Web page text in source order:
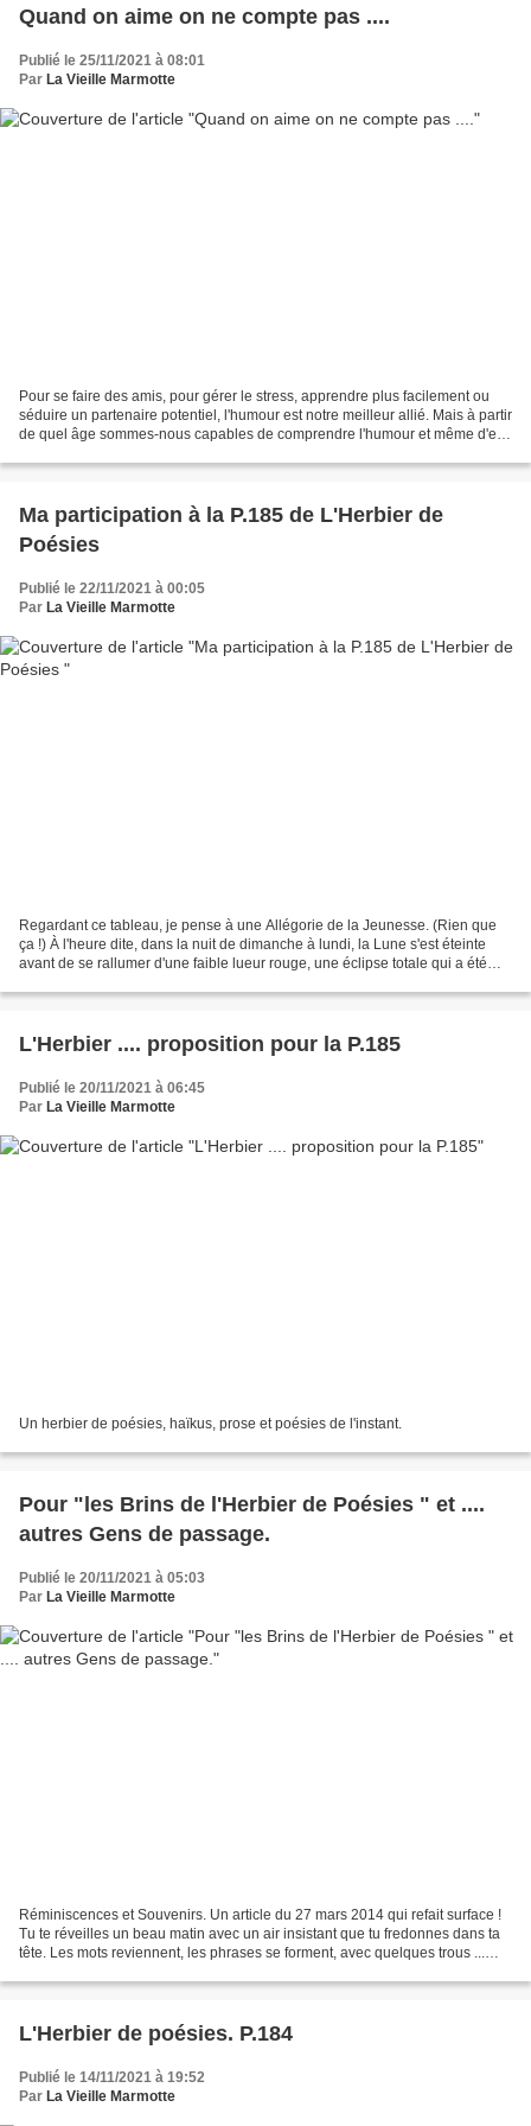
Quand on aime on ne compte pas ....
Publié le 25/11/2021 à 08:01
Par La Vieille Marmotte
Pour se faire des amis, pour gérer le stress, apprendre plus facilement ou
séduire un partenaire potentiel, l'humour est notre meilleur allié. Mais à partir
de quel âge sommes-nous capables de comprendre l'humour et même d'en
Ma participation à la P.185 de L'Herbier de
Poésies
Publié le 22/11/2021 à 00:05
Par La Vieille Marmotte
Regardant ce tableau, je pense à une Allégorie de la Jeunesse. (Rien que
ça !) À l'heure dite, dans la nuit de dimanche à lundi, la Lune s'est éteinte
avant de se rallumer d'une faible lueur rouge, une éclipse totale qui a été
L'Herbier .... proposition pour la P.185
Publié le 20/11/2021 à 06:45
Par La Vieille Marmotte
Un herbier de poésies, haïkus, prose et poésies de l'instant.
Pour "les Brins de l'Herbier de Poésies " et ....
autres Gens de passage.
Publié le 20/11/2021 à 05:03
Par La Vieille Marmotte
Réminiscences et Souvenirs. Un article du 27 mars 2014 qui refait surface !
Tu te réveilles un beau matin avec un air insistant que tu fredonnes dans ta
tête. Les mots reviennent, les phrases se forment, avec quelques trous ...
L'Herbier de poésies. P.184
Publié le 14/11/2021 à 19:52
Par La Vieille Marmotte